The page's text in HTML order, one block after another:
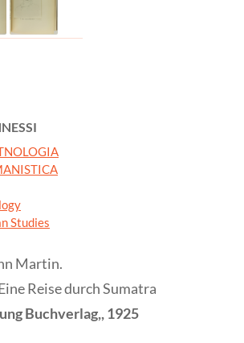
Studies
Martin.
Reise durch Sumatra
Buchverlag,,1925